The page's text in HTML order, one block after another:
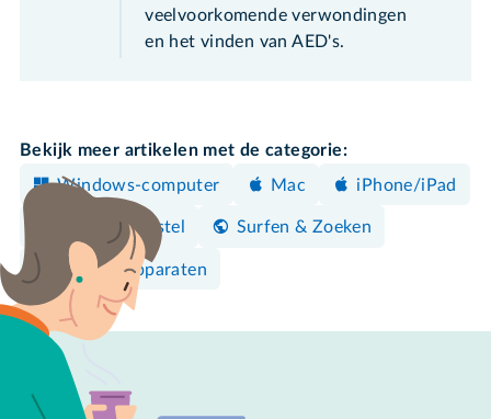
veelvoorkomende verwondingen
en het vinden van AED's.
Bekijk meer artikelen met de categorie:
Windows-computer
Mac iPhone/iPad
Android-toestel Surfen & Zoeken
Overige apparaten